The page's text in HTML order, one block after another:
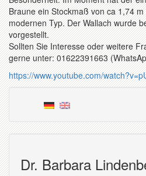
Braune ein Stockmaß von ca 1,74
modernen Typ. Der Wallach wurde
vorgestellt.
Sollten Sie Interesse oder weitere
gerne unter: 01622391663
https://www.youtube.com/
Dr. Barbara